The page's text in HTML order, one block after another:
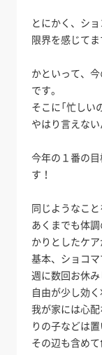
とにかく、シ
限界を感じてま
かといって、
です。
そこに「忙しい
やはり言えない
今年の１番の
す！
同じようなこ
あくまでも体
かりとしたケ
基本、ショコマ
週に数回お休
自由が少し効く
我が家には心
りの子などは置
その辺も含め